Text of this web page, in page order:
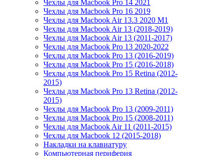
Чехлы для Macbook Pro 14 2021
Чехлы для Macbook Pro 16 2019
Чехлы для Macbook Air 13.3 2020 M1
Чехлы для Macbook Air 13 (2018-2019)
Чехлы для Macbook Air 13 (2011-2017)
Чехлы для Macbook Pro 13 2020-2022
Чехлы для Macbook Pro 13 (2016-2019)
Чехлы для Macbook Pro 15 (2016-2018)
Чехлы для Macbook Pro 15 Retina (2012-
2015)
Чехлы для Macbook Pro 13 Retina (2012-
2015)
Чехлы для Macbook Pro 13 (2009-2011)
Чехлы для Macbook Pro 15 (2008-2011)
Чехлы для Macbook Air 11 (2011-2015)
Чехлы для Macbook 12 (2015-2018)
Накладки на клавиатуру
Компьютерная периферия